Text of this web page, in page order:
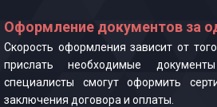
Оформление документов за
Скорость оформления зависит от
прислать необходимые
специалисты смогут оформить
заключения договора и оплаты.